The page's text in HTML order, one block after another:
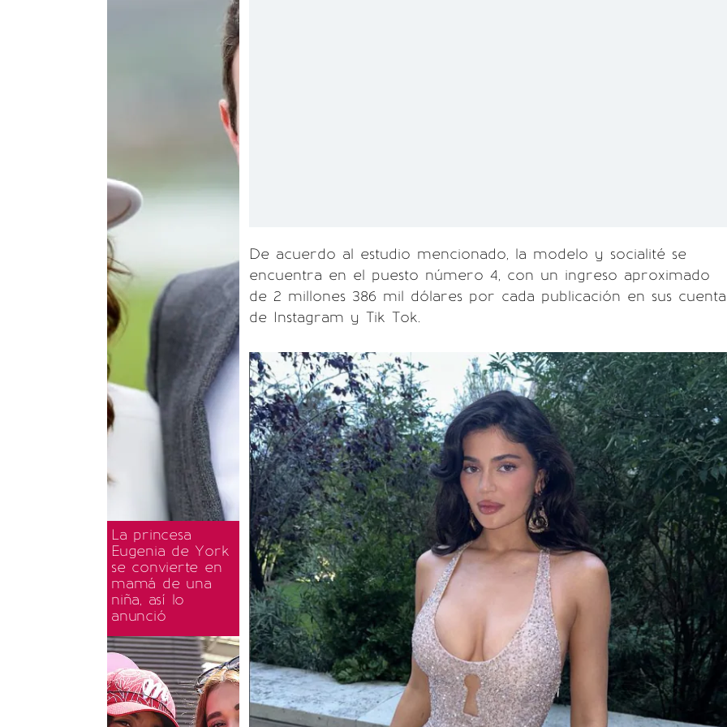
La princesa
Eugenia de York
se convierte en
mamá de una
niña, así lo
anunció
De acuerdo al estudio mencionado, la modelo y socialité se
encuentra en el puesto número 4, con un ingreso aproximado
de 2 millones 386 mil dólares por cada publicación en sus
de Instagram y Tik Tok.